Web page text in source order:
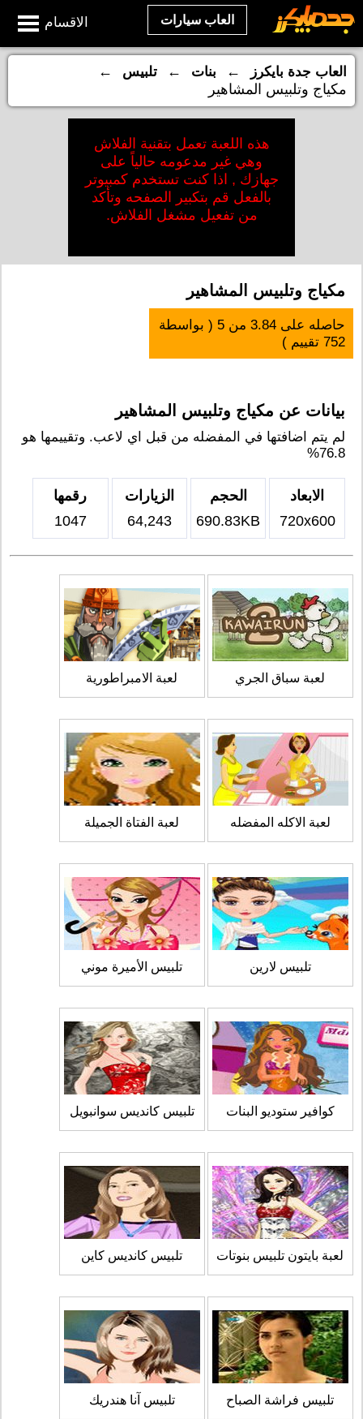
الاقسام العاب سيارات
العاب جدة بايكرز ← بنات ← تلبيس
←
مكياج وتلبيس المشاهير
هذه اللعبة تعمل بتقنية الفلاش
وهي غير مدعومه حالياً على
جهازك , اذا كنت تستخدم كمبيوتر
بالفعل قم بتكبير الصفحه وتأكد
من تفعيل مشغل الفلاش.
مكياج وتلبيس المشاهير
حاصله على3.84 من5 ( بواسطة
752 تقييم )
بيانات عن مكياج وتلبيس المشاهير
لم يتم اضافتها في المفضله من قبل اي لاعب. وتقييمها هو
76.8%
الابعاد
720x600
الحجم
690.83KB
الزيارات
64,243
رقمها
1047
لعبة سباق الجري لعبة الامبراطورية
لعبة الاكله المفضله لعبة الفتاة الجميلة
تلبيس لارين تلبيس الأميرة موني
كوافير ستوديو البنات تلبيس كانديس سوانبويل
لعبة بايتون تلبيس بنوتات تلبيس كانديس كاين
تلبيس فراشة الصباح تلبيس آنا هندريك